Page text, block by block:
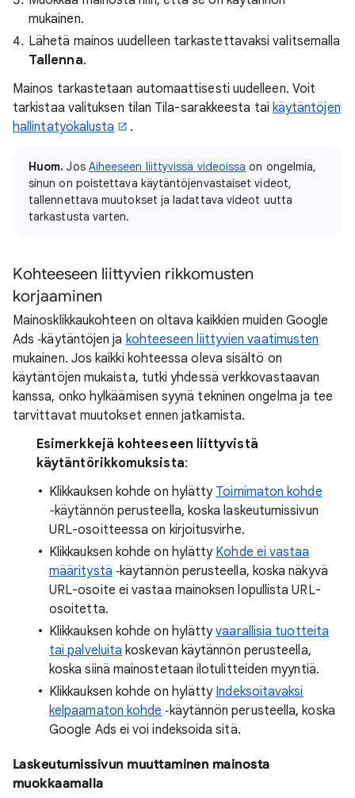
mukainen.
Lähetä mainos uudelleen tarkastettavaksi valitsemalla
Tallenna.
Mainos tarkastetaan automaattisesti uudelleen. Voit
tarkistaa valituksen tilan Tila-sarakkeesta tai käytäntöjen
hallintatyökalusta
.
Huom. Jos Aiheeseen liittyvissä videoissa on ongelmia,
sinun on poistettava käytäntöjenvastaiset videot,
tallennettava muutokset ja ladattava videot uutta
tarkastusta varten.
Kohteeseen liittyvien rikkomusten
korjaaminen
Mainosklikkaukohteen on oltava kaikkien muiden Google
Ads ‑käytäntöjen ja kohteeseen liittyvien vaatimusten
mukainen. Jos kaikki kohteessa oleva sisältö on
käytäntöjen mukaista, tutki yhdessä verkkovastaavan
kanssa, onko hylkäämisen syynä tekninen ongelma ja tee
tarvittavat muutokset ennen jatkamista.
Esimerkkejä kohteeseen liittyvistä
käytäntörikkomuksista:
Klikkauksen kohde on hylätty Toimimaton kohde
‐käytännön perusteella, koska laskeutumissivun
URL-osoitteessa on kirjoitusvirhe.
Klikkauksen kohde on hylätty Kohde ei vastaa
määritystä ‑käytännön perusteella, koska näkyvä
URL-osoite ei vastaa mainoksen lopullista URL-
osoitetta.
Klikkauksen kohde on hylättyvaarallisia tuotteita
tai palveluita koskevan käytännön perusteella,
koska siinä mainostetaan ilotulitteiden myyntiä.
Klikkauksen kohde on hylätty Indeksoitavaksi
kelpaamaton kohde ‑käytännön perusteella, koska
Google Ads ei voi indeksoida sitä.
Laskeutumissivun muuttaminen mainosta
muokkaamalla